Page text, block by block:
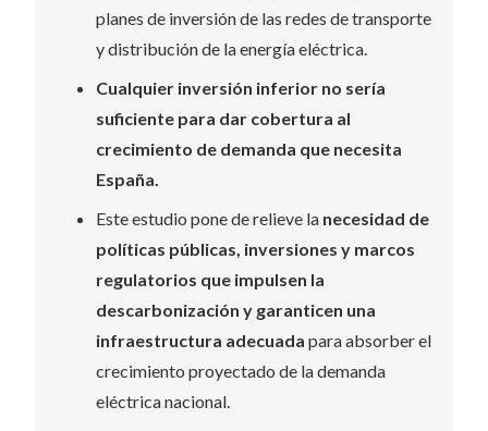
planes de inversión de las redes de transporte
y distribución de la energía eléctrica.
Cualquier inversión inferior no sería
suficiente para dar cobertura al
crecimiento de demanda que necesita
España.
Este estudio pone de relieve la necesidad de
políticas públicas, inversiones y marcos
regulatorios que impulsen la
descarbonización y garanticen una
infraestructura adecuada para absorber el
crecimiento proyectado de la demanda
eléctrica nacional.